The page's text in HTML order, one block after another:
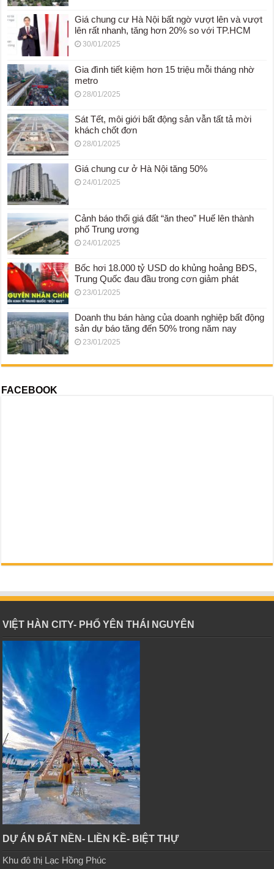
Giá chung cư Hà Nội bất ngờ vượt lên và vượt
lên rất nhanh, tăng hơn 20% so với TP.HCM
30/01/2025
Gia đình tiết kiệm hơn 15 triệu mỗi tháng nhờ
metro
28/01/2025
Sát Tết, môi giới bất động sản vẫn tất tả mời
khách chốt đơn
28/01/2025
Giá chung cư ở Hà Nội tăng 50%
24/01/2025
Cảnh báo thổi giá đất “ăn theo” Huế lên thành
phố Trung ương
24/01/2025
Bốc hơi 18.000 tỷ USD do khủng hoảng BĐS,
Trung Quốc đau đầu trong cơn giảm phát
23/01/2025
Doanh thu bán hàng của doanh nghiệp bất động
sản dự báo tăng đến 50% trong năm nay
23/01/2025
FACEBOOK
VIỆT HÀN CITY- PHỔ YÊN THÁI NGUYÊN
DỰ ÁN ĐẤT NỀN- LIỀN KỀ- BIỆT THỰ
Khu đô thị Lạc Hồng Phúc